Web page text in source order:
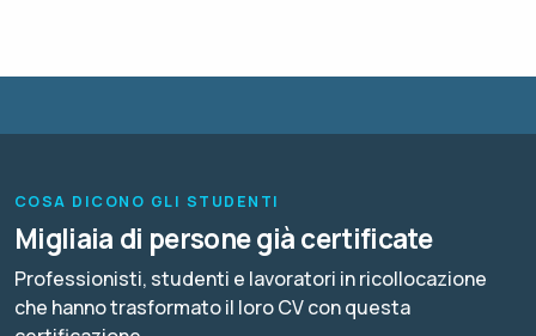
COSA DICONO GLI STUDENTI
Migliaia di persone già certificate
Professionisti, studenti e lavoratori in ricollocazione
che hanno trasformato il loro CV con questa